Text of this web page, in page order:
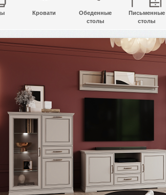
Кровати
Обеденные
столы
Письменные
столы